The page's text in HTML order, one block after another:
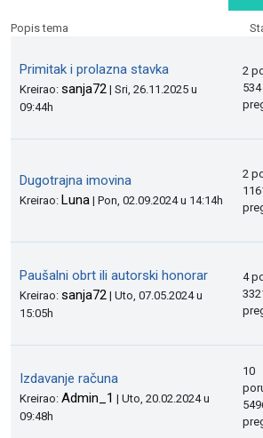
Popis tema
Primitak i prolazna stavka
Kreirao: sanja72 | Sri, 26.11.2025 u
09:44h
2
534
Dugotrajna imovina
Kreirao: Luna | Pon, 02.09.2024 u 14:14h
2
Paušalni obrt ili autorski honorar
Kreirao: sanja72 | Uto, 07.05.2024 u
15:05h
4
Izdavanje računa
Kreirao: Admin_1 | Uto, 20.02.2024 u
09:48h
10